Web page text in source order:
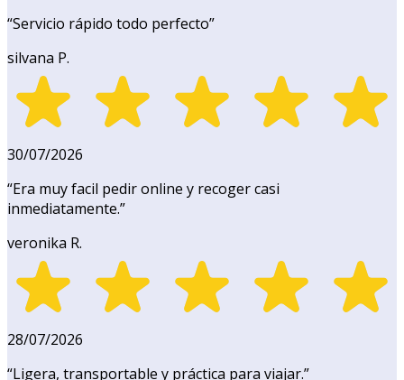
“Servicio rápido todo perfecto”
silvana P.
30/07/2026
“Era muy facil pedir online y recoger casi
inmediatamente.”
veronika R.
28/07/2026
“Ligera, transportable y práctica para viajar.”